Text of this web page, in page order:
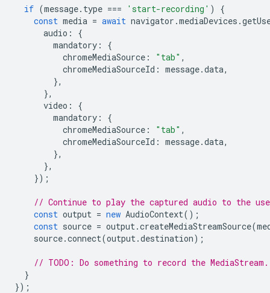
if (message. type === 'start-recording' )
{
const media = await navigator .mediaDevices .
audio :
{
mandatory :
{
chromeMediaSource : "tab" ,
chromeMediaSourceId : message.data,
},
},
video :
{
mandatory :
{
chromeMediaSource : "tab" ,
chromeMediaSourceId : message.data,
},
},
});
// Continue to play the captured audio to the
const output = new AudioContext();
const source = output .createMediaStreamSource(
source.connect(output .destination);
// TODO: Do something to record the MediaStream.
}
});